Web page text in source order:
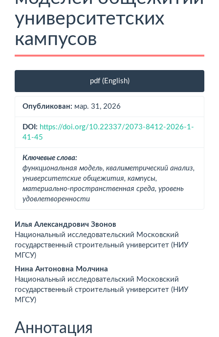
университетских
кампусов
Боковая
панель
статьи
pdf (English)
Опубликован: мар. 31, 2026
DOI: https://doi.org/10.22337/2073-8412-2026-1-
41-45
Ключевые слова:
функциональная модель, квалиметрический анализ,
университетские общежития, кампусы,
материально-пространственная среда, уровень
удовлетворенности
Основное
содержимое
статьи
Илья Александрович Звонов
Национальный исследовательский Московский
государственный строительный университет (НИУ
МГСУ)
Нина Антоновна Молчина
Национальный исследовательский Московский
государственный строительный университет (НИУ
МГСУ)
Аннотация